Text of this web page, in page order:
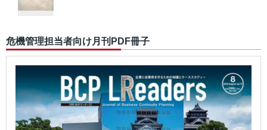
危機管理担当者向け月刊PDF冊子